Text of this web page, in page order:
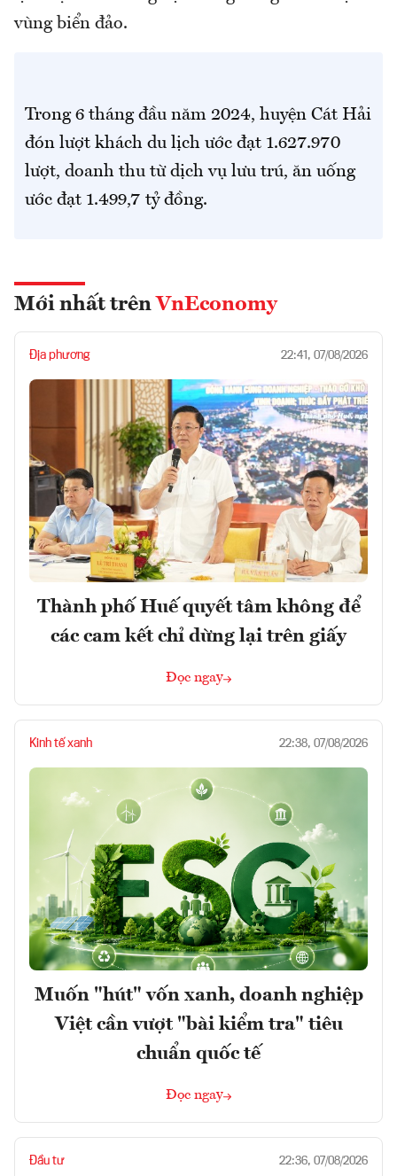
vùng biển đảo.
Trong 6 tháng đầu năm 2024, huyện Cát Hải
đón lượt khách du lịch ước đạt 1.627.970
lượt, doanh thu từ dịch vụ lưu trú, ăn uống
ước đạt 1.499,7 tỷ đồng.
Mới nhất trên VnEconomy
Địa phương 22:41, 07/08/2026
Thành phố Huế quyết tâm không để
các cam kết chỉ dừng lại trên giấy
Đọc ngay
Kinh tế xanh 22:38, 07/08/2026
Muốn "hút" vốn xanh, doanh nghiệp
Việt cần vượt "bài kiểm tra" tiêu
chuẩn quốc tế
Đọc ngay
Đầu tư 22:36, 07/08/2026